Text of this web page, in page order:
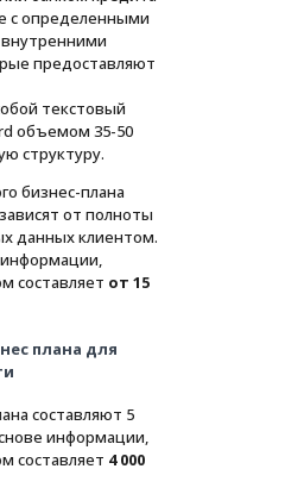
с определенными
предоставляют
текстовый
объемом 35-50
структуру.
бизнес-плана
от полноты
данных клиентом.
составляет от 15
плана для
составляют 5
информации,
составляет 4 000